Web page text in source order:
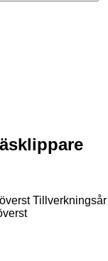
Tillverkningsår